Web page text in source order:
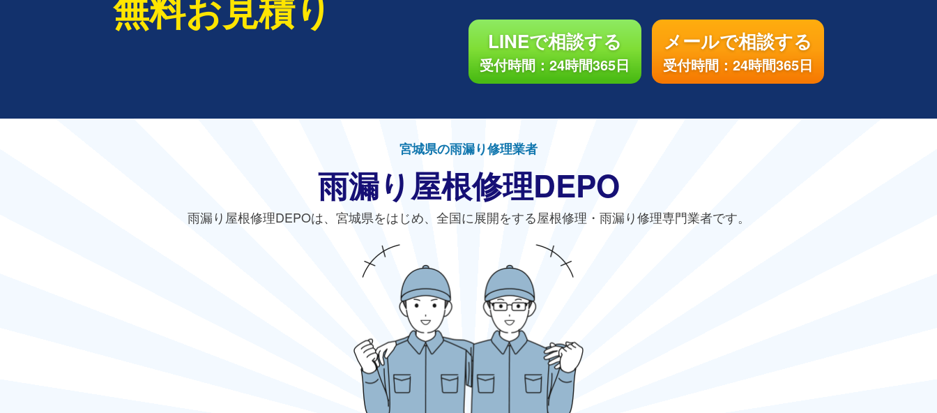
LINEで相談する
受付時間：24時間365日
メールで相談する
受付時間：24時間365日
宮城県の雨漏り修理業者
雨漏り屋根修理DEPO
雨漏り屋根修理DEPOは、宮城県をはじめ、全国に展開をする屋根修理・雨漏り修理専門業者です。